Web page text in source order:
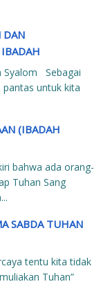
DAN
Syalom Sebagai
untuk kita
(IBADAH
bahwa ada orang-
Tuhan Sang
SABDA TUHAN
tentu kita tidak
Tuhan”